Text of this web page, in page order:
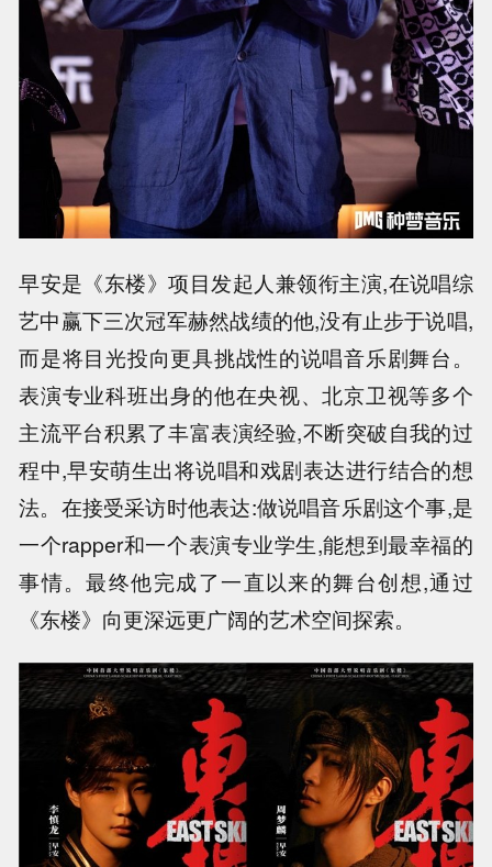
早安是《东楼》项目发起人兼领衔主演,在说唱综
艺中赢下三次冠军赫然战绩的他,没有止步于说唱,
而是将目光投向更具挑战性的说唱音乐剧舞台。
表演专业科班出身的他在央视、北京卫视等多个
主流平台积累了丰富表演经验,不断突破自我的过
程中,早安萌生出将说唱和戏剧表达进行结合的想
法。在接受采访时他表达:做说唱音乐剧这个事,是
一个rapper和一个表演专业学生,能想到最幸福的
事情。最终他完成了一直以来的舞台创想,通过
《东楼》向更深远更广阔的艺术空间探索。